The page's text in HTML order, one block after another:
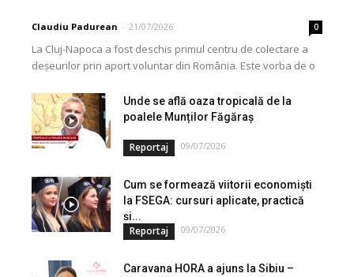
Claudiu Padurean - 21/07/2026 0
La Cluj-Napoca a fost deschis primul centru de colectare a
deșeurilor prin aport voluntar din România. Este vorba de o
Unde se află oaza tropicală de la
poalele Munților Făgăraș
Reportaj 09/07/2026
Cum se formează viitorii economiști
la FSEGA: cursuri aplicate, practică
și...
Reportaj 09/07/2026
Caravana HORA a ajuns la Sibiu –